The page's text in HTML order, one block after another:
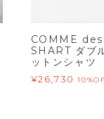
COMME
SHART ダブ
ットンシャツ
¥26,730